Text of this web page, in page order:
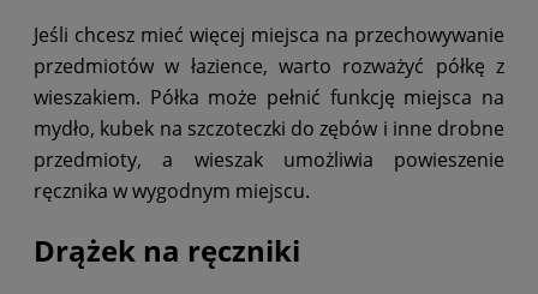
Jeśli chcesz mieć więcej miejsca na przechowywanie
przedmiotów w łazience, warto rozważyć półkę z
wieszakiem. Półka może pełnić funkcję miejsca na
mydło, kubek na szczoteczki do zębów i inne drobne
przedmioty, a wieszak umożliwia powieszenie
ręcznika w wygodnym miejscu.
Drążek na ręczniki